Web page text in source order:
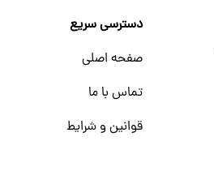
دسترسی سریع
صفحه اصلی
تماس با ما
قوانین و شرایط